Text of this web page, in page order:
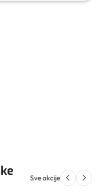
Sve akcije